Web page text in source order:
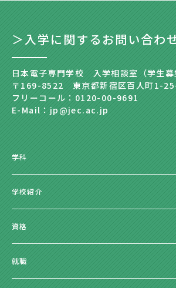
＞入学に関するお問い合わ
日本電子専門学校 入学相談室（学生募
〒169-8522 東京都新宿区百人町1-
フリーコール：0120-00-9691
E-Mail：jp@jec.ac.jp
学科
学校紹介
資格
就職